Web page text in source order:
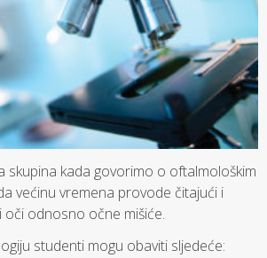
skupina kada govorimo o oftalmološkim
većinu vremena provode čitajući i
odnosno očne mišiće.
studenti mogu obaviti sljedeće: